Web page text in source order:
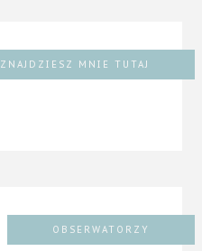
ZNAJDZIESZ MNIE TUTAJ
OBSERWATORZY